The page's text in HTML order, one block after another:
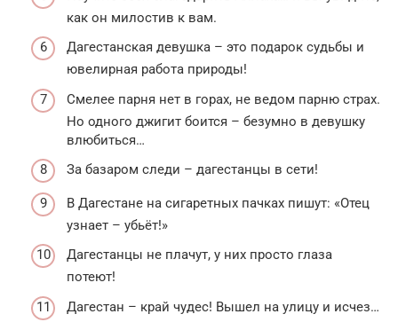
как он милостив к вам.
Дагестанская девушка – это подарок судьбы и
ювелирная работа природы!
Смелее парня нет в горах, не ведом парню страх.
Но одного джигит боится – безумно в девушку
влюбиться…
За базаром следи – дагестанцы в сети!
В Дагестане на сигаретных пачках пишут: «Отец
узнает – убьёт!»
Дагестанцы не плачут, у них просто глаза
потеют!
Дагестан – край чудес! Вышел на улицу и исчез…